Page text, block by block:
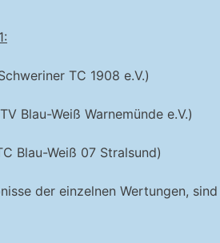
TC 1908 e.V.)
Blau-Weiß Warnemünde e.V.)
Blau-Weiß 07 Stralsund)
der einzelnen Wertungen,